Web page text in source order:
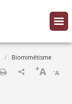
Biomimétisme
-A
+A